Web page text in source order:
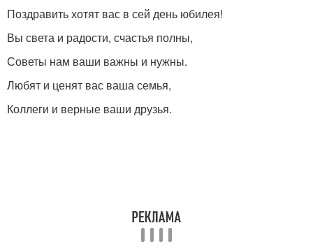
Поздравить хотят вас в сей день юбилея!
Вы света и радости, счастья полны,
Советы нам ваши важны и нужны.
Любят и ценят вас ваша семья,
Коллеги и верные ваши друзья.